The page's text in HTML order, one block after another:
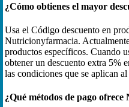
¿Cómo obtienes el mayor
Usa el Código descuento en
Nutricionyfarmacia.
productos específicos. Cuando
obtener un descuento extra 5%
las condiciones que se aplican
¿Qué métodos de pago